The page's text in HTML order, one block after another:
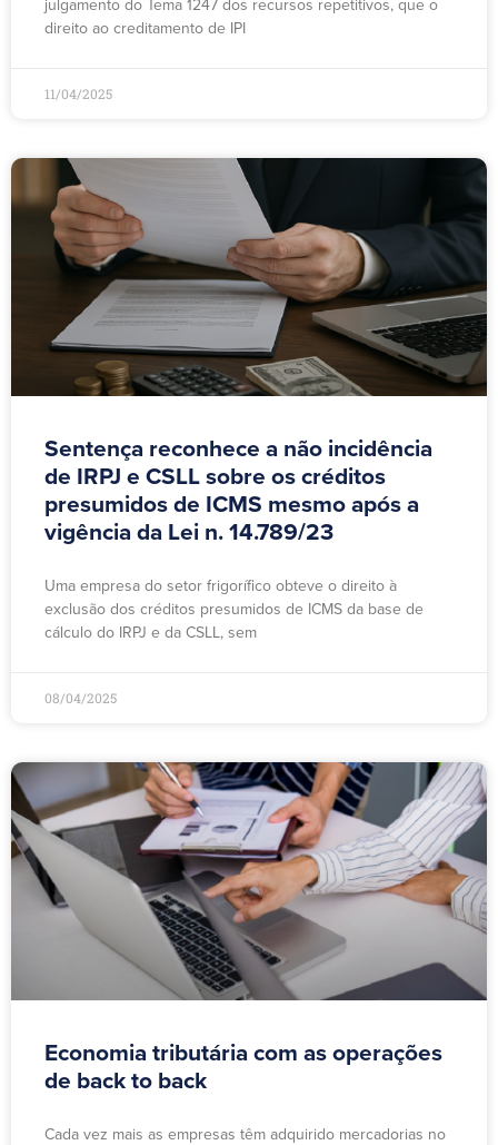
julgamento do Tema 1247 dos recursos repetitivos, que o
direito ao creditamento de IPI
11/04/2025
Sentença reconhece a não incidência
de IRPJ e CSLL sobre os créditos
presumidos de ICMS mesmo após a
vigência da Lei n. 14.789/23
Uma empresa do setor frigorífico obteve o direito à
exclusão dos créditos presumidos de ICMS da base de
cálculo do IRPJ e da CSLL, sem
08/04/2025
Economia tributária com as operações
de back to back
Cada vez mais as empresas têm adquirido mercadorias no